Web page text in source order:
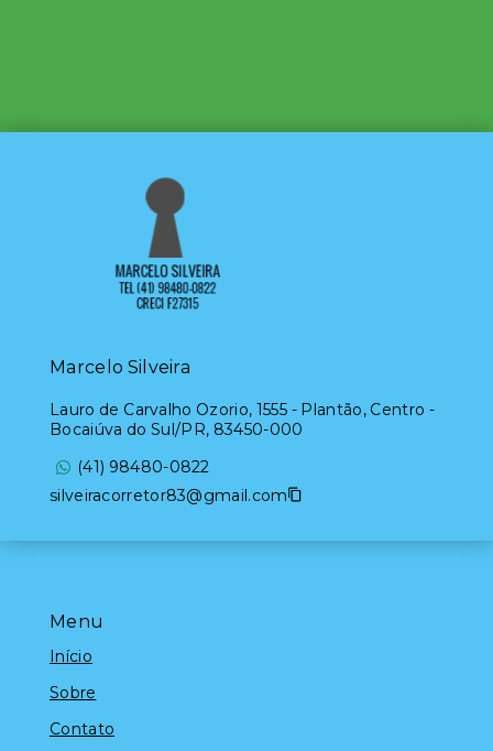
Menu
Início
Sobre
Contato
Marcelo Silveira
Lauro de Carvalho Ozorio, 1555 - Plantão, Centro -
Bocaiúva do Sul/PR, 83450-000
(41) 98480-0822
silveiracorretor83@gmail.com